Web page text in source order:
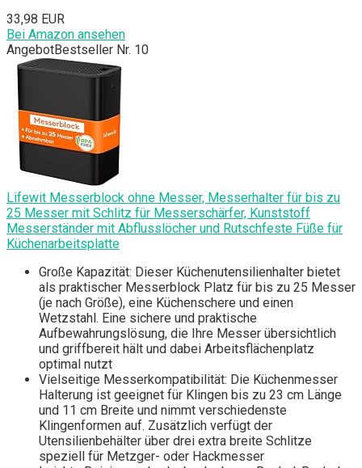
33,98 EUR
Bei Amazon ansehen
AngebotBestseller Nr. 10
Lifewit Messerblock ohne Messer, Messerhalter für bis zu
25 Messer mit Schlitz für Messerschärfer, Kunststoff
Messerständer mit Abflusslöcher und Rutschfeste Füße für
Küchenarbeitsplatte
Große Kapazität: Dieser Küchenutensilienhalter bietet
als praktischer Messerblock Platz für bis zu 25 Messer
(je nach Größe), eine Küchenschere und einen
Wetzstahl. Eine sichere und praktische
Aufbewahrungslösung, die Ihre Messer übersichtlich
und griffbereit hält und dabei Arbeitsflächenplatz
optimal nutzt
Vielseitige Messerkompatibilität: Die Küchenmesser
Halterung ist geeignet für Klingen bis zu 23 cm Länge
und 11 cm Breite und nimmt verschiedenste
Klingenformen auf. Zusätzlich verfügt der
Utensilienbehälter über drei extra breite Schlitze
speziell für Metzger- oder Hackmesser